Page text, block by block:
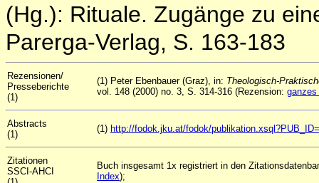
(Hg.): Rituale. Zugänge zu
Parerga-Verlag, S. 163-183
Rezensionen/
Presseberichte
(1)
(1) Peter Ebenbauer (Graz), in: Theologisch-
vol. 148 (2000) no. 3, S. 314-316 (Rezension:
Abstracts
(1)
(1) http://fodok.jku.at/fodok/
Zitationen
SSCI-AHCI
Buch insgesamt 1x registriert in den
Index);